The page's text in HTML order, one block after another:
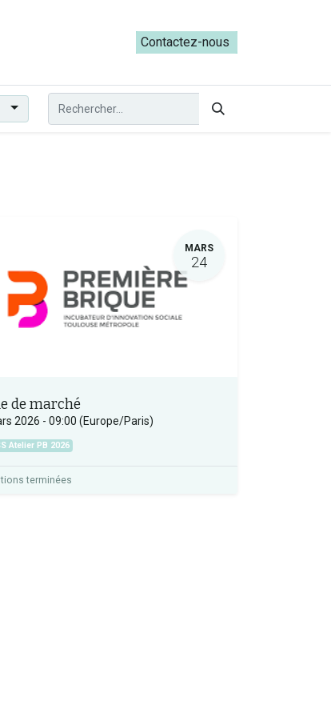
du Parcours ADRESS [mai-juin 2026]
Contactez-nous​​
MARS
24
de marché
2026 - 09:00 (Europe/Paris)
Atelier PB 2026
terminées